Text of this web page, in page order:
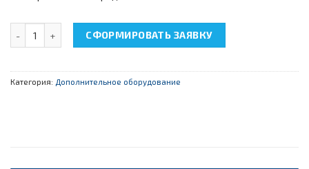
Количество товара НТЦ-08.47.1/04 “Электромонтаж и
СФОРМИРОВАТЬ ЗАЯВКУ
Категория: Дополнительное оборудование